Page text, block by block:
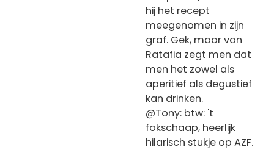
hij het recept
meegenomen in zijn
graf. Gek, maar van
Ratafia zegt men dat
men het zowel als
aperitief als degustief
kan drinken.
@Tony: btw: 't
fokschaap, heerlijk
hilarisch stukje op AZF.